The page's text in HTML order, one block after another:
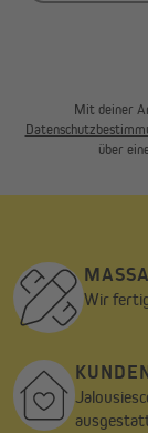
Mit deiner
über
Wir